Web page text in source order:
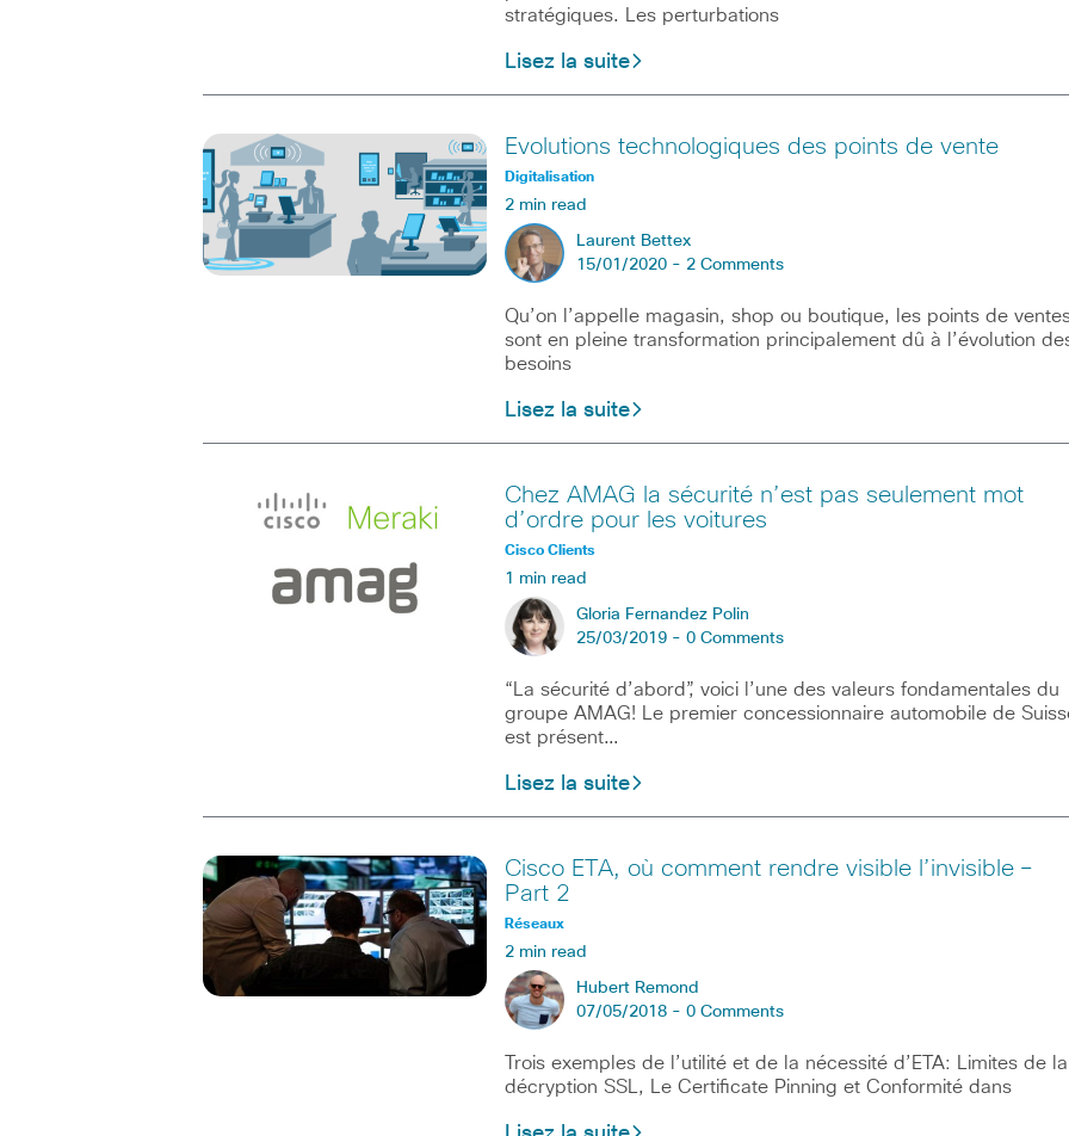
stratégiques. Les perturbations
Lisez la suite
Evolutions technologiques des points de vente
Digitalisation
2 min read
Laurent Bettex
15/01/2020 - 2 Comments
Qu’on l’appelle magasin, shop ou boutique, les points de
sont en pleine transformation principalement dû à l’évolution
besoins
Lisez la suite
Chez AMAG la sécurité n’est pas seulement mot
d’ordre pour les voitures
Cisco Clients
1 min read
Gloria Fernandez Polin
25/03/2019 - 0 Comments
“La sécurité d’abord”, voici l’une des valeurs fondamentales du
groupe AMAG! Le premier concessionnaire automobile de
est présent…
Lisez la suite
Cisco ETA, où comment rendre visible l’invisible –
Part 2
Réseaux
2 min read
Hubert Remond
07/05/2018 - 0 Comments
Trois exemples de l’utilité et de la nécessité d’ETA: Limites de la
décryption SSL, Le Certificate Pinning et Conformité dans